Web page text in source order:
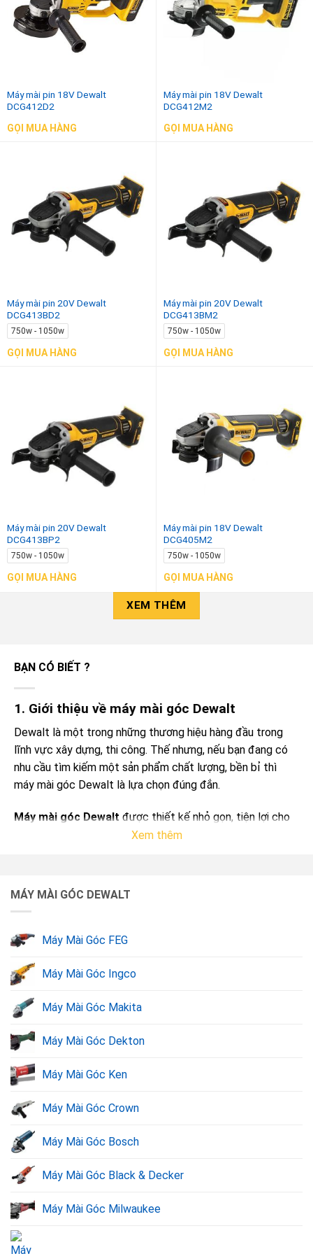
Máy mài pin 18V Dewalt
DCG412D2
GỌI MUA HÀNG
Máy mài pin 18V Dewalt
DCG412M2
GỌI MUA HÀNG
Máy mài pin 20V Dewalt
DCG413BD2
750w - 1050w
GỌI MUA HÀNG
Máy mài pin 20V Dewalt
DCG413BM2
750w - 1050w
GỌI MUA HÀNG
Máy mài pin 20V Dewalt
DCG413BP2
750w - 1050w
GỌI MUA HÀNG
Máy mài pin 18V Dewalt
DCG405M2
750w - 1050w
GỌI MUA HÀNG
XEM THÊM
BẠN CÓ BIẾT ?
1. Giới thiệu về máy mài góc Dewalt
Dewalt là một trong những thương hiệu hàng đầu trong
lĩnh vực xây dựng, thi công. Thế nhưng, nếu bạn đang có
nhu cầu tìm kiếm một sản phẩm chất lượng, bền bỉ thì
máy mài góc Dewalt là lựa chọn đúng đắn.
Máy mài góc Dewalt được thiết kế nhỏ gọn, tiện lợi cho
người tiêu dùng. Cấu tạo tay cầm bọc nhựa cao cấp tránh
2. Bảng giá máy mài góc Dewalt chất lượng
Sản phẩm
Máy mài góc 710W Dewalt DW810B 4′
Máy mài góc 100mm 850W DeWalt
DWE8200S
Máy mài góc Dewalt DWE8210PL-B1 850W
Xem thêm
MÁY MÀI GÓC DEWALT
Máy Mài Góc FEG
Máy Mài Góc Ingco
Máy Mài Góc Makita
Máy Mài Góc Dekton
Máy Mài Góc Ken
Máy Mài Góc Crown
Máy Mài Góc Bosch
Máy Mài Góc Black & Decker
Máy Mài Góc Milwaukee